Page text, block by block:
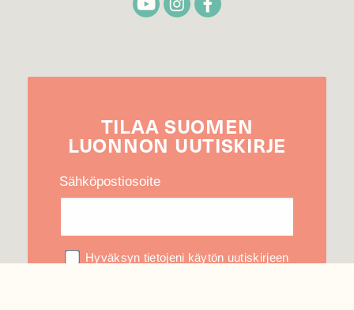
TILAA SUOMEN
LUONNON UUTIS­KIRJE
Sähköpostiosoite
Hyväksyn tietojeni käytön uutiskirjeen